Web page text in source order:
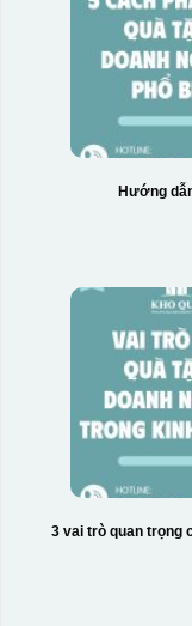
Hướng
3 vai trò quan trọng